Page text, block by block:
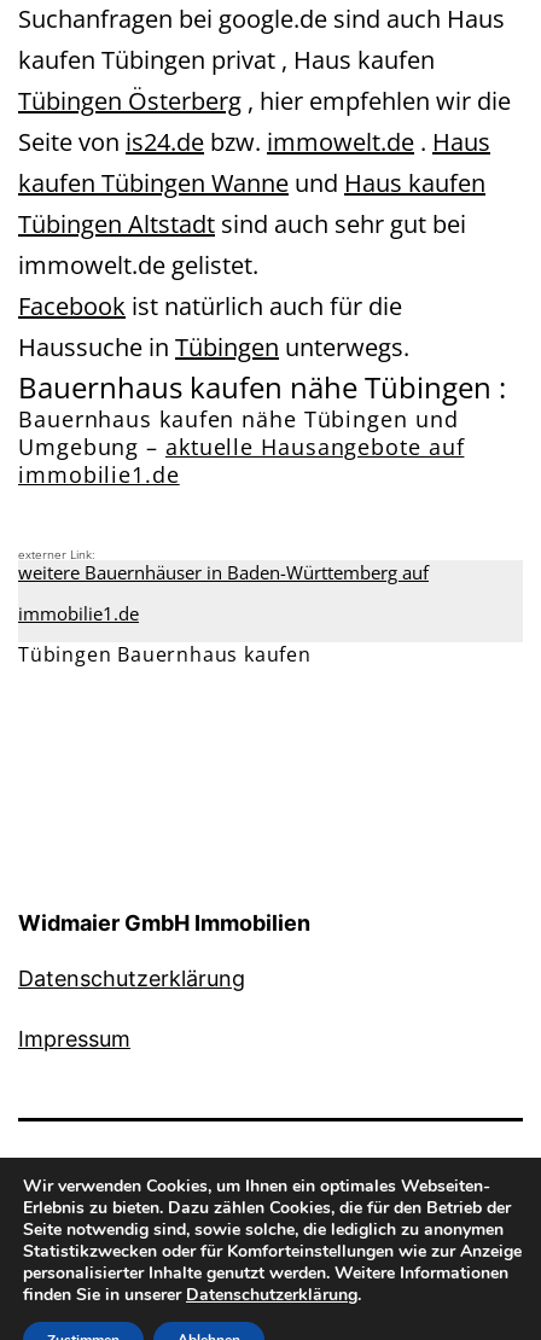
Suchanfragen bei google.de sind auch Haus
kaufen Tübingen privat , Haus kaufen
Tübingen Österberg , hier empfehlen wir die
Seite von is24.de bzw. immowelt.de . Haus
kaufen Tübingen Wanne und Haus kaufen
Tübingen Altstadt sind auch sehr gut bei
immowelt.de gelistet.
Facebook ist natürlich auch für die
Haussuche in Tübingen unterwegs.
Bauernhaus kaufen nähe Tübingen :
Bauernhaus kaufen nähe Tübingen und
Umgebung – aktuelle Hausangebote auf
immobilie1.de
externer Link:
weitere Bauernhäuser in Baden-Württemberg auf
immobilie1.de
Tübingen Bauernhaus kaufen
Widmaier GmbH Immobilien
Datenschutzerklärung
Impressum
Stolz präsentiert vonWordPress.
Wir verwenden Cookies, um Ihnen ein optimales Webseiten-
Erlebnis zu bieten. Dazu zählen Cookies, die für den Betrieb der
Seite notwendig sind, sowie solche, die lediglich zu anonymen
Statistikzwecken oder für Komforteinstellungen wie zur Anzeige
personalisierter Inhalte genutzt werden. Weitere Informationen
finden Sie in unserer Datenschutzerklärung.